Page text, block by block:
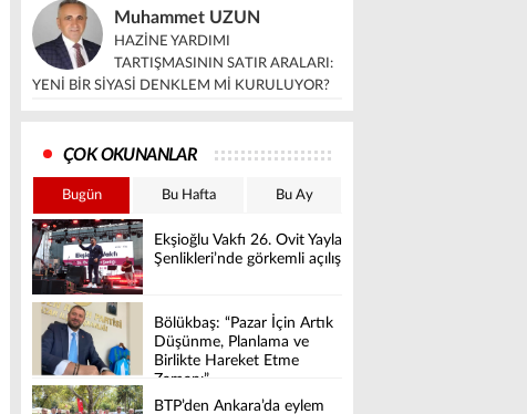
Muhammet UZUN
HAZİNE YARDIMI
TARTIŞMASININ SATIR ARALARI:
YENİ BİR SİYASİ DENKLEM Mİ KURULUYOR?
ÇOK OKUNANLAR
Bugün Bu Hafta Bu Ay
Ekşioğlu Vakfı 26. Ovit Yayla
Şenlikleri’nde görkemli açılış
Bölükbaş: “Pazar İçin Artık
Düşünme, Planlama ve
Birlikte Hareket Etme
Zamanı”
BTP’den Ankara’da eylem